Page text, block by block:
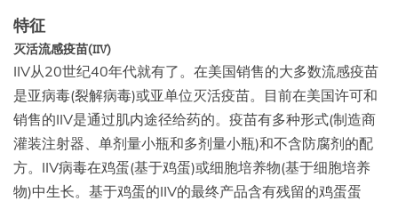
特征
灭活流感疫苗(IIV)
IIV从20世纪40年代就有了。在美国销售的大多数流感疫苗
是亚病毒(裂解病毒)或亚单位灭活疫苗。目前在美国许可和
销售的IIV是通过肌内途径给药的。疫苗有多种形式(制造商
灌装注射器、单剂量小瓶和多剂量小瓶)和不含防腐剂的配
方。IIV病毒在鸡蛋(基于鸡蛋)或细胞培养物(基于细胞培养
物)中生长。基于鸡蛋的IIV的最终产品含有残留的鸡蛋蛋